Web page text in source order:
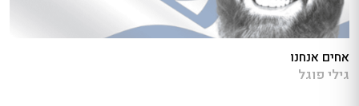
אחים אנחנו
גילי פוגל